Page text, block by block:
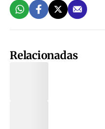
Relacionadas